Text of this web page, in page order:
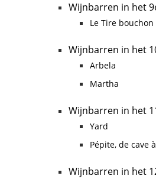
Wijnbarren in het
Le Tire
Wijnbarren in het
Arbela
Martha
Wijnbarren in het
Yard
Pépite, de cave
Wijnbarren in het